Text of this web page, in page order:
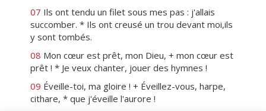
07 Ils ont tendu un filet sous mes pas : j'allais
succomber. * Ils ont creusé un trou devant moi,ils
y sont tombés.
08 Mon cœur est prêt, mon Dieu, + mon cœur est
prêt ! * Je veux chanter, jouer des hymnes !
09 Éveille-toi, ma gloire ! + Éveillez-vous, harpe,
cithare, * que j'éveille l'aurore !